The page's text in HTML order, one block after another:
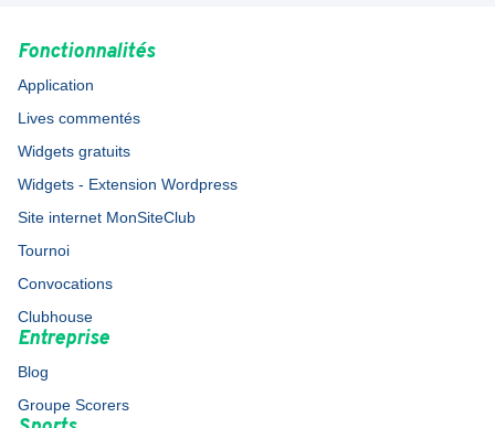
Fonctionnalités
Application
Lives commentés
Widgets gratuits
Widgets - Extension Wordpress
Site internet MonSiteClub
Tournoi
Convocations
Clubhouse
Entreprise
Blog
Groupe Scorers